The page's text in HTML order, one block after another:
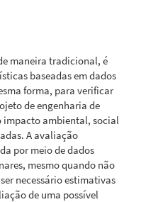
maneira tradicional, é
baseadas em dados
forma, para verificar
de engenharia de
impacto ambiental, social
A avaliação
por meio de dados
mesmo quando não
necessário estimativas
de uma possível